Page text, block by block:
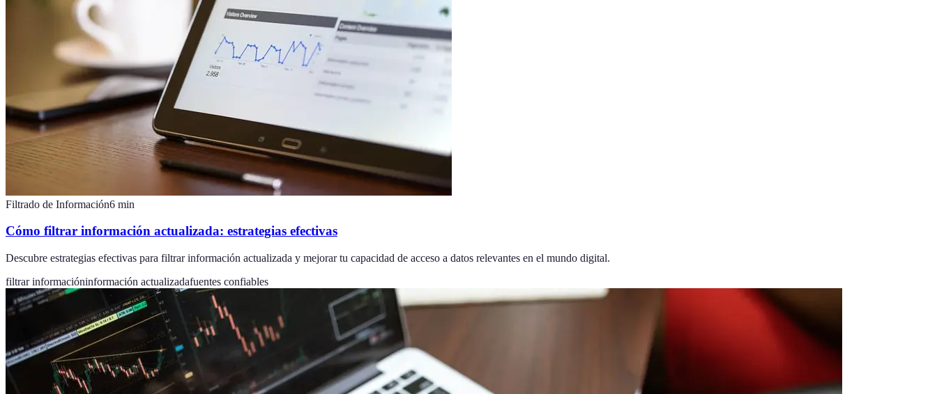
Filtrado de Información6 min
Cómo filtrar información actualizada: estrategias efectivas
Descubre estrategias efectivas para filtrar información actualizada y mejorar tu capacidad de acceso a datos relevantes en el mundo digital.
filtrar informacióninformación actualizadafuentes confiables